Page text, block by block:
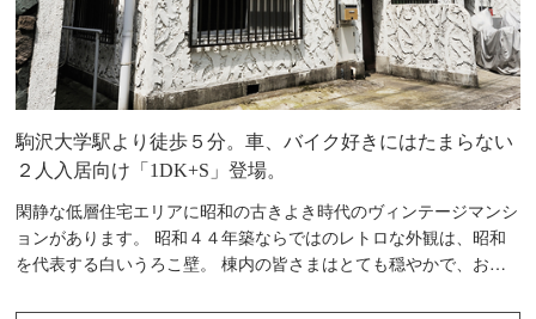
駒沢大学駅より徒歩５分。車、バイク好きにはたまらない
２人入居向け「1DK+S」登場。
閑静な低層住宅エリアに昭和の古きよき時代のヴィンテージマンシ
ョンがあります。 昭和４４年築ならではのレトロな外観は、昭和
を代表する白いうろこ壁。 棟内の皆さまはとても穏やかで、お子